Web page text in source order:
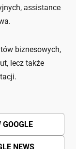
assistance
biznesowych,
lecz także
NEWS